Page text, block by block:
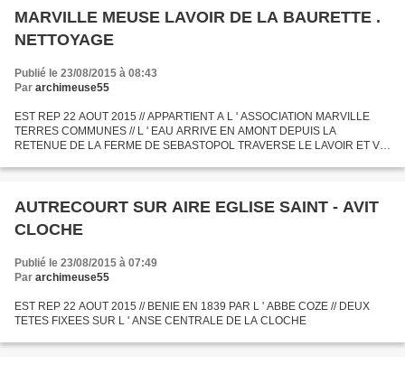
MARVILLE MEUSE LAVOIR DE LA BAURETTE .
NETTOYAGE
Publié le 23/08/2015 à 08:43
Par archimeuse55
EST REP 22 AOUT 2015 // APPARTIENT A L ' ASSOCIATION MARVILLE
TERRES COMMUNES // L ' EAU ARRIVE EN AMONT DEPUIS LA
RETENUE DE LA FERME DE SEBASTOPOL TRAVERSE LE LAVOIR ET VA
LA PORTE DU BOURG...
AUTRECOURT SUR AIRE EGLISE SAINT - AVIT
CLOCHE
Publié le 23/08/2015 à 07:49
Par archimeuse55
EST REP 22 AOUT 2015 // BENIE EN 1839 PAR L ' ABBE COZE // DEUX
TETES FIXEES SUR L ' ANSE CENTRALE DE LA CLOCHE